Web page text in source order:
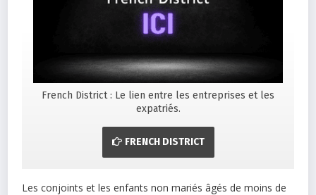
French District : Le lien entre les entreprises et les
expatriés.
FRENCH DISTRICT
Les conjoints et les enfants non mariés âgés de moins de